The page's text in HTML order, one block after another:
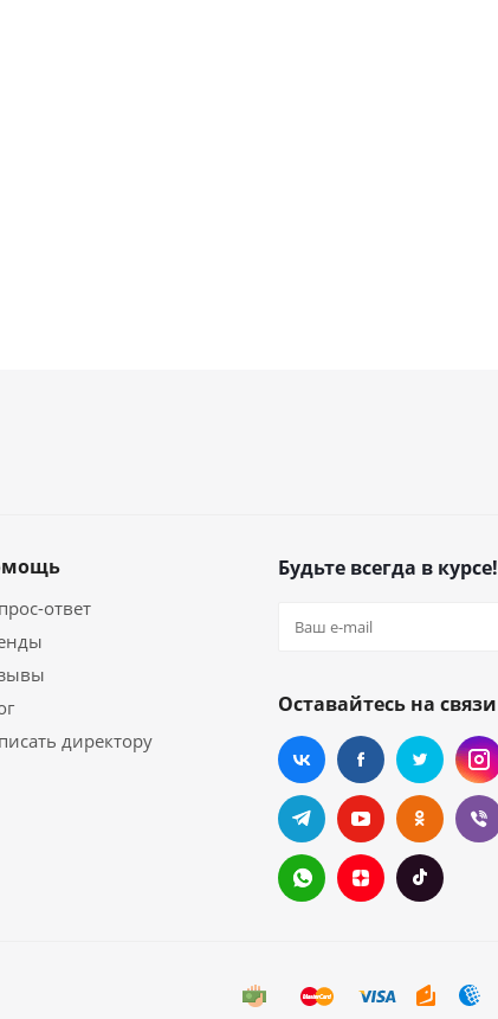
ответ
директору
Будьте всегда в курсе!
Оставайтесь на связи